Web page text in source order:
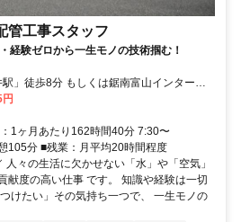
管工事スタッフ
経験ゼロから一生モノの技術掴む！
」徒歩8分 もしくは鋸南富山インターチ
1ヶ月あたり162時間40分 7:30〜
105分 ■残業：月平均20時間程度
人々の生活に欠かせない「水」や「空気」
献度の高い仕事 です。 知識や経験は一切
けたい」その気持ち一つで、 一生モノの